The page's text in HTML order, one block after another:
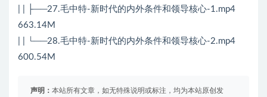
| | ├──27.毛中特-新时代的内外条件和领导核心-1.mp4
663.14M
| | └──28.毛中特-新时代的内外条件和领导核心-2.mp4
600.54M
声明： 本站所有文章，如无特殊说明或标注，均为本站原创发